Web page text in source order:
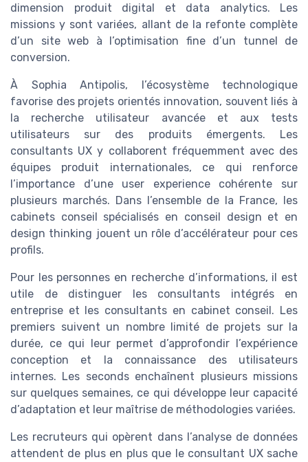
dimension produit digital et data analytics. Les
missions y sont variées, allant de la refonte complète
d’un site web à l’optimisation fine d’un tunnel de
conversion.
À Sophia Antipolis, l’écosystème technologique
favorise des projets orientés innovation, souvent liés à
la recherche utilisateur avancée et aux tests
utilisateurs sur des produits émergents. Les
consultants UX y collaborent fréquemment avec des
équipes produit internationales, ce qui renforce
l’importance d’une user experience cohérente sur
plusieurs marchés. Dans l’ensemble de la France, les
cabinets conseil spécialisés en conseil design et en
design thinking jouent un rôle d’accélérateur pour ces
profils.
Pour les personnes en recherche d’informations, il est
utile de distinguer les consultants intégrés en
entreprise et les consultants en cabinet conseil. Les
premiers suivent un nombre limité de projets sur la
durée, ce qui leur permet d’approfondir l’expérience
conception et la connaissance des utilisateurs
internes. Les seconds enchaînent plusieurs missions
sur quelques semaines, ce qui développe leur capacité
d’adaptation et leur maîtrise de méthodologies variées.
Les recruteurs qui opèrent dans l’analyse de données
attendent de plus en plus que le consultant UX sache